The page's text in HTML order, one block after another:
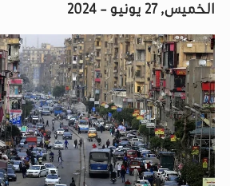
الخميس, 27 يونيو - 2024